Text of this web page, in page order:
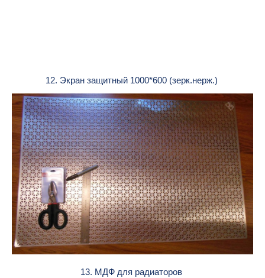
12. Экран защитный 1000*600 (зерк.нерж.)
13. МДФ для радиаторов